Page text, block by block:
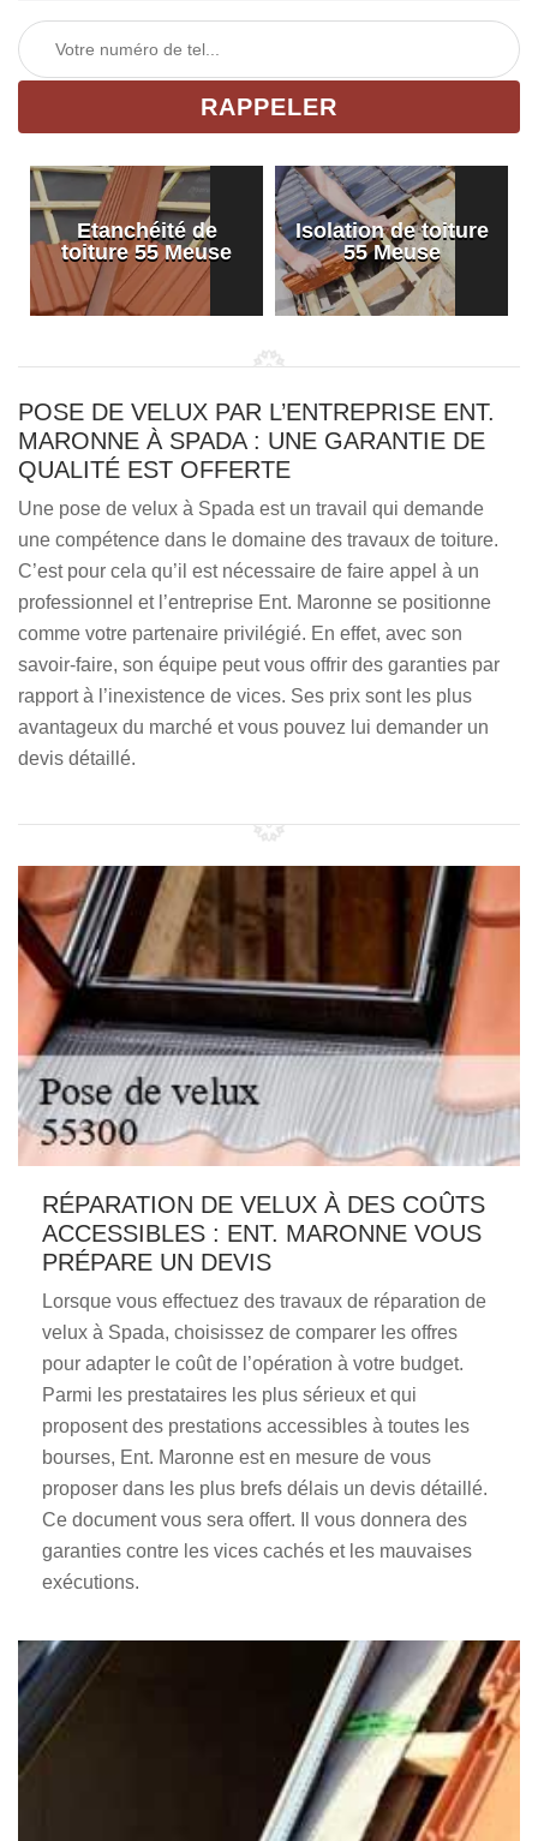
Etanchéité de
toiture 55 Meuse
Isolation de toiture
55 Meuse
POSE DE VELUX PAR L’ENTREPRISE ENT.
MARONNE À SPADA : UNE GARANTIE DE
QUALITÉ EST OFFERTE
Une pose de velux à Spada est un travail qui demande
une compétence dans le domaine des travaux de toiture.
C’est pour cela qu’il est nécessaire de faire appel à un
professionnel et l’entreprise Ent. Maronne se positionne
comme votre partenaire privilégié. En effet, avec son
savoir-faire, son équipe peut vous offrir des garanties par
rapport à l’inexistence de vices. Ses prix sont les plus
avantageux du marché et vous pouvez lui demander un
devis détaillé.
RÉPARATION DE VELUX À DES COÛTS
ACCESSIBLES : ENT. MARONNE VOUS
PRÉPARE UN DEVIS
Lorsque vous effectuez des travaux de réparation de
velux à Spada, choisissez de comparer les offres
pour adapter le coût de l’opération à votre budget.
Parmi les prestataires les plus sérieux et qui
proposent des prestations accessibles à toutes les
bourses, Ent. Maronne est en mesure de vous
proposer dans les plus brefs délais un devis détaillé.
Ce document vous sera offert. Il vous donnera des
garanties contre les vices cachés et les mauvaises
exécutions.